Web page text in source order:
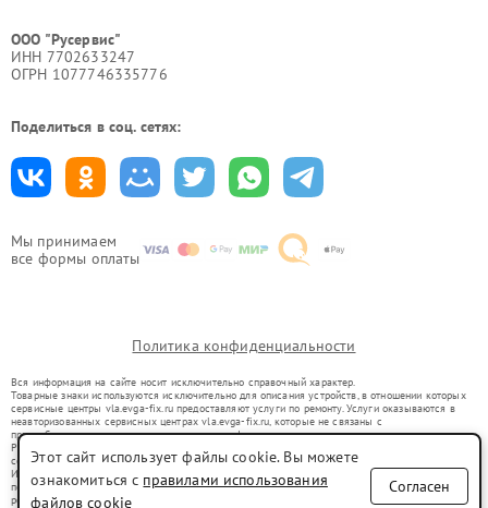
Мы принимаем
все формы оплаты
ООО "Русервис"
ИНН 7702633247
ОГРН 1077746335776
Поделиться в соц. сетях:
Политика конфиденциальности
Вся информация на сайте носит исключительно справочный характер.
Товарные знаки используются исключительно для описания устройств, в отношении которых
сервисные центры vla.evga-fix.ru предоставляют услуги по ремонту. Услуги оказываются в
неавторизованных сервисных центрах vla.evga-fix.ru, которые не связаны с
правообладателями товарных знаков или их официальными представителями.
Ремонт осуществляется для устройств, уже введенных в гражданский оборот в соответствии
со статьей 1487 ГК РФ.
Использование товарных знаков не преследует цели индивидуализации услуг или введения
потребителей в заблуждение, а служит для информирования о предоставляемых услугах по
ремонту техники указанных брендов.
Этот сайт использует файлы cookie. Вы можете
ознакомиться с правилами использования
файлов cookie
Согласен